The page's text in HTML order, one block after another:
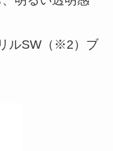
ルSW（※2）ブ